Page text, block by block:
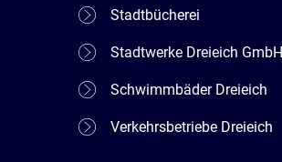
Stadtbücherei
Stadtwerke Dreieich GmbH
Schwimmbäder Dreieich
Verkehrsbetriebe Dreieich